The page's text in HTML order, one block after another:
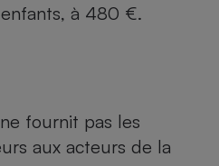
à 480 €.
fournit pas les
aux acteurs de la